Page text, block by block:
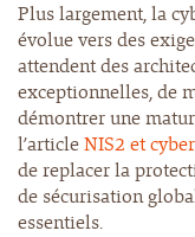
Plus largement, la
évolue vers des
attendent des
exceptionnelles, de
démontrer une
l’articleNIS2 et
de replacer la
de sécurisation
essentiels.